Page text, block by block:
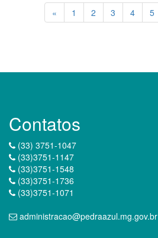
« 1 2 3 4 5
Contatos
(33) 3751-1047
(33)3751-1147
(33)3751-1548
(33)3751-1736
(33)3751-1071
administracao@pedraazul.mg.gov.br